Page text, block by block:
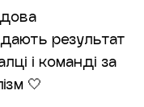
результат
і команді за
🤍